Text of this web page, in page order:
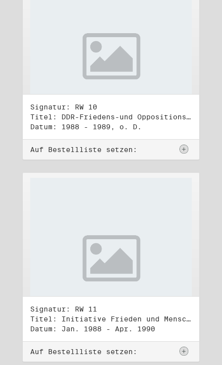
Signatur: RW 10
Titel: DDR-Friedens-und Oppositionsbewegung (3)
Datum: 1988 - 1989, o. D.
Auf Bestellliste setzen:
Signatur: RW 11
Titel: Initiative Frieden und Menschenrechte (1)
Datum: Jan. 1988 - Apr. 1990
Auf Bestellliste setzen: